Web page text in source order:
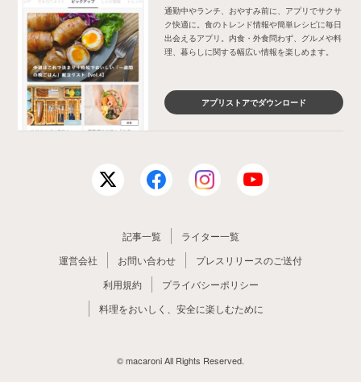
通勤中やランチ、おやすみ前に、アプリでサクサ
ク快適に。食のトレンド情報や簡単レシピに毎日
出会えるアプリ。内食・外食問わず、グルメや料
理、暮らしに関する幅広い情報を楽しめます。
アプリストアでダウンロード
記事一覧
ライター一覧
運営会社
お問い合わせ
プレスリリースのご送付
利用規約
プライバシーポリシー
料理をおいしく、安全に楽しむために
© macaroni All Rights Reserved.